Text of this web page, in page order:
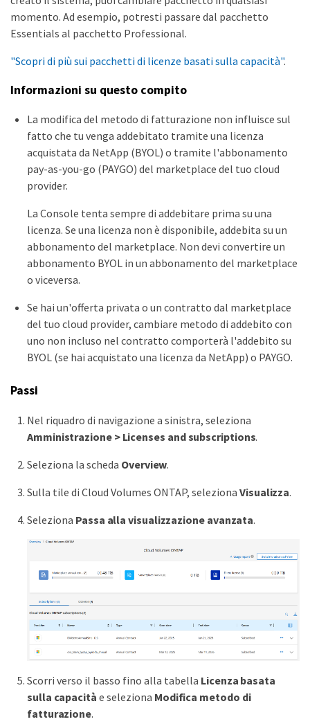
momento. Ad esempio, potresti passare dal pacchetto
Essentials al pacchetto Professional.
"Scopri di più sui pacchetti di licenze basati sulla capacità".
Informazioni su questo compito
La modifica del metodo di fatturazione non influisce sul
fatto che tu venga addebitato tramite una licenza
acquistata da NetApp (BYOL) o tramite l'abbonamento
pay-as-you-go (PAYGO) del marketplace del tuo cloud
provider.
La Console tenta sempre di addebitare prima su una
licenza. Se una licenza non è disponibile, addebita su un
abbonamento del marketplace. Non devi convertire un
abbonamento BYOL in un abbonamento del marketplace
o viceversa.
Se hai un'offerta privata o un contratto dal marketplace
del tuo cloud provider, cambiare metodo di addebito con
uno non incluso nel contratto comporterà l'addebito su
BYOL (se hai acquistato una licenza da NetApp) o PAYGO.
Passi
Nel riquadro di navigazione a sinistra, seleziona
Amministrazione > Licenses and subscriptions.
Seleziona la scheda Overview.
Sulla tile di Cloud Volumes ONTAP, seleziona Visualizza.
Seleziona Passa alla visualizzazione avanzata.
Scorri verso il basso fino alla tabella Licenza basata
sulla capacità e seleziona Modifica metodo di
fatturazione.